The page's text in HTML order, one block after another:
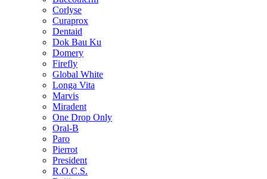
Corlyse
Curaprox
Dentaid
Dok Bau Ku
Domery
Firefly
Global White
Longa Vita
Marvis
Miradent
One Drop Only
Oral-B
Paro
Pierrot
President
R.O.C.S.